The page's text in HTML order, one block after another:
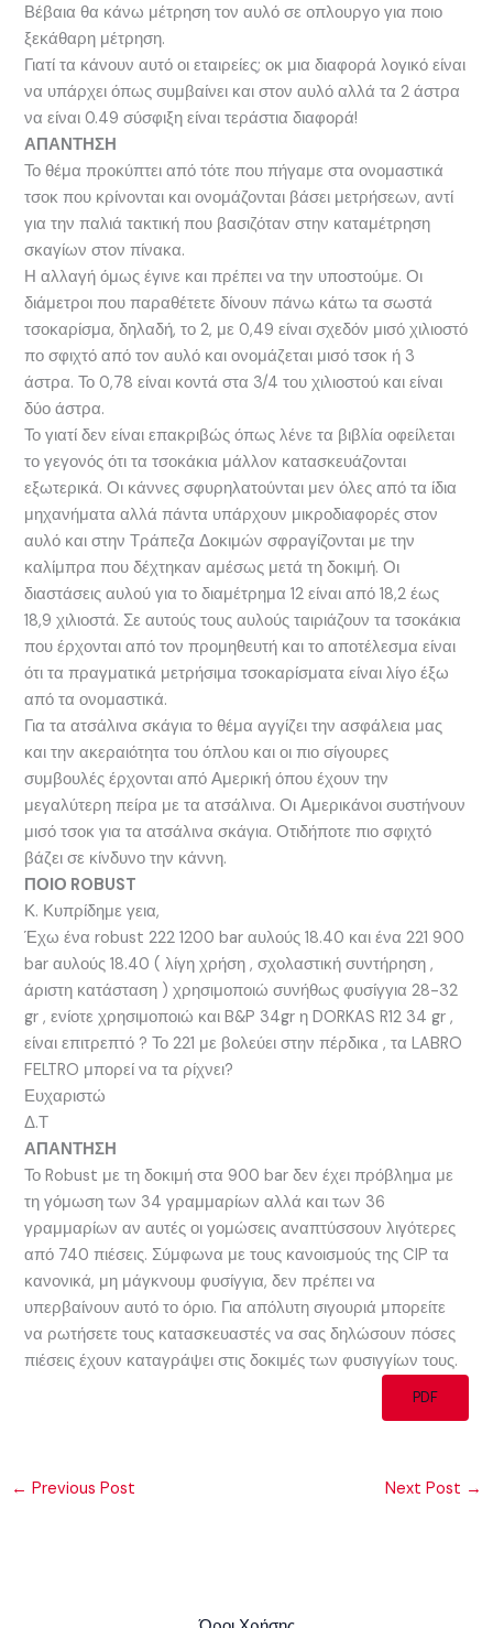
Βέβαια θα κάνω μέτρηση τον αυλό σε οπλουργο για ποιο
ξεκάθαρη μέτρηση.
Γιατί τα κάνουν αυτό οι εταιρείες; οκ μια διαφορά λογικό είναι
να υπάρχει όπως συμβαίνει και στον αυλό αλλά τα 2 άστρα
να είναι 0.49 σύσφιξη είναι τεράστια διαφορά!
ΑΠΑΝΤΗΣΗ
Το θέμα προκύπτει από τότε που πήγαμε στα ονομαστικά
τσοκ που κρίνονται και ονομάζονται βάσει μετρήσεων, αντί
για την παλιά τακτική που βασιζόταν στην καταμέτρηση
σκαγίων στον πίνακα.
Η αλλαγή όμως έγινε και πρέπει να την υποστούμε. Οι
διάμετροι που παραθέτετε δίνουν πάνω κάτω τα σωστά
τσοκαρίσμα, δηλαδή, το 2, με 0,49 είναι σχεδόν μισό χιλιοστό
πο σφιχτό από τον αυλό και ονομάζεται μισό τσοκ ή 3
άστρα. Το 0,78 είναι κοντά στα 3/4 του χιλιοστού και είναι
δύο άστρα.
Το γιατί δεν είναι επακριβώς όπως λένε τα βιβλία οφείλεται
το γεγονός ότι τα τσοκάκια μάλλον κατασκευάζονται
εξωτερικά. Οι κάννες σφυρηλατούνται μεν όλες από τα ίδια
μηχανήματα αλλά πάντα υπάρχουν μικροδιαφορές στον
αυλό και στην Τράπεζα Δοκιμών σφραγίζονται με την
καλίμπρα που δέχτηκαν αμέσως μετά τη δοκιμή. Οι
διαστάσεις αυλού για το διαμέτρημα 12 είναι από 18,2 έως
18,9 χιλιοστά. Σε αυτούς τους αυλούς ταιριάζουν τα τσοκάκια
που έρχονται από τον προμηθευτή και το αποτέλεσμα είναι
ότι τα πραγματικά μετρήσιμα τσοκαρίσματα είναι λίγο έξω
από τα ονομαστικά.
Για τα ατσάλινα σκάγια το θέμα αγγίζει την ασφάλεια μας
και την ακεραιότητα του όπλου και οι πιο σίγουρες
συμβουλές έρχονται από Αμερική όπου έχουν την
μεγαλύτερη πείρα με τα ατσάλινα. Οι Αμερικάνοι συστήνουν
μισό τσοκ για τα ατσάλινα σκάγια. Οτιδήποτε πιο σφιχτό
βάζει σε κίνδυνο την κάννη.
ΠΟΙΟ ROBUST
Κ. Κυπρίδημε γεια,
Έχω ένα robust 222 1200 bar αυλούς 18.40 και ένα 221 900
bar αυλούς 18.40 ( λίγη χρήση , σχολαστική συντήρηση ,
άριστη κατάσταση ) χρησιμοποιώ συνήθως φυσίγγια 28-32
gr , ενίοτε χρησιμοποιώ και B&P 34gr η DORKAS R12 34 gr ,
είναι επιτρεπτό ? Το 221 με βολεύει στην πέρδικα , τα LABRO
FELTRO μπορεί να τα ρίχνει?
Ευχαριστώ
Δ.Τ
ΑΠΑΝΤΗΣΗ
Το Robust με τη δοκιμή στα 900 bar δεν έχει πρόβλημα με
τη γόμωση των 34 γραμμαρίων αλλά και των 36
γραμμαρίων αν αυτές οι γομώσεις αναπτύσσουν λιγότερες
από 740 πιέσεις. Σύμφωνα με τους κανοισμούς της CIP τα
κανονικά, μη μάγκνουμ φυσίγγια, δεν πρέπει να
υπερβαίνουν αυτό το όριο. Για απόλυτη σιγουριά μπορείτε
να ρωτήσετε τους κατασκευαστές να σας δηλώσουν πόσες
πιέσεις έχουν καταγράψει στις δοκιμές των φυσιγγίων τους.
PDF
← Previous Post Next Post →